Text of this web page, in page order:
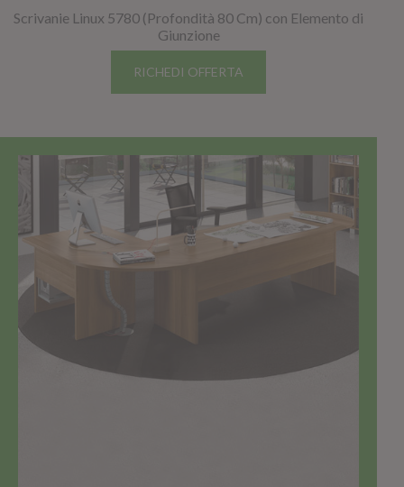
Scrivanie Linux 5780 (Profondità 80 Cm) con Elemento di
Giunzione
RICHEDI OFFERTA
TOP SELLER!